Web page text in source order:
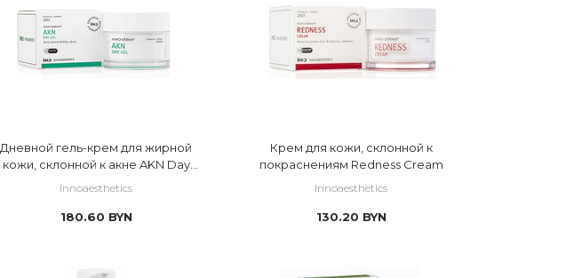
цинк
Дневной гель-крем для жирной
кожи, склонной к акне AKN Day
Innoaesthetics
180.60 BYN
Крем для кожи, склонной к
покраснениям Redness Cream
Innoaesthetics
130.20 BYN